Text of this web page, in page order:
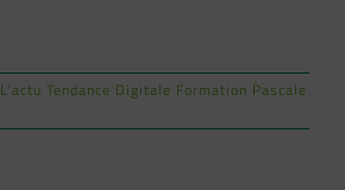
L'actu Tendance Digitale Formation Pascale